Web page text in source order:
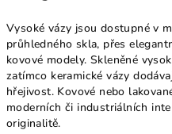
Vysoké vázy jsou dostupné v
průhledného skla, přes
kovové modely. Skleněné
zatímco keramické vázy
hřejivost. Kovové nebo
moderních či industriálních
originalitě.